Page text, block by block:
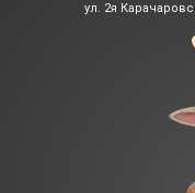
ул. 2я